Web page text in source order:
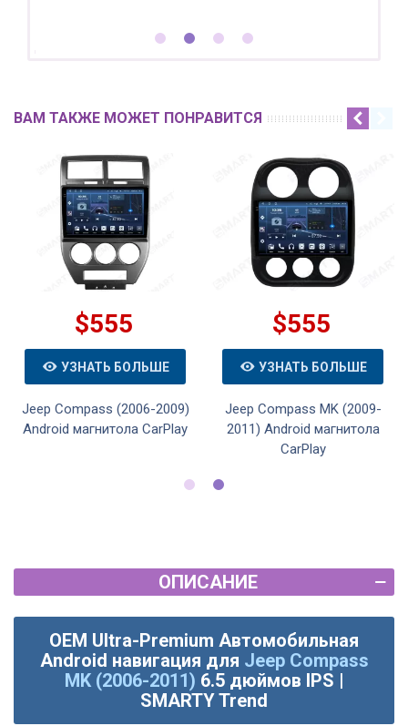
ВАМ ТАКЖЕ МОЖЕТ ПОНРАВИТСЯ
$555
УЗНАТЬ БОЛЬШЕ
Jeep Compass (2006-2009)
Android магнитола CarPlay
$555
УЗНАТЬ БОЛЬШЕ
Jeep Compass MK (2009-
2011) Android магнитола
CarPlay
ОПИСАНИЕ
OEM Ultra-Premium Автомобильная
Android навигация для Jeep Compass
MK (2006-2011) 6.5 дюймов IPS |
SMARTY Trend